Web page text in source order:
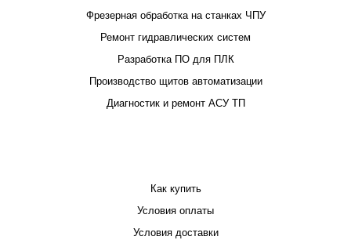
Фрезерная обработка на станках ЧПУ
Ремонт гидравлических систем
Разработка ПО для ПЛК
Производство щитов автоматизации
Диагностик и ремонт АСУ ТП
Как купить
Условия оплаты
Условия доставки